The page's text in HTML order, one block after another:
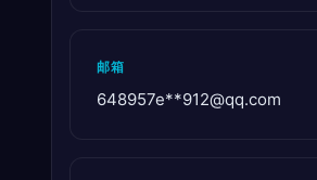
邮箱
648957e**912@qq.com